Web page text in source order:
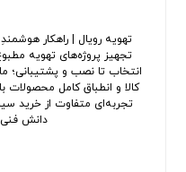
تهویه رویال | راهکار
تجهیز پروژه‌های تهویه
انتخاب تا نصب و پشتیبانی؛
کالا و انطباق کامل محصولات
تجربه‌ای متفاوت از خرید
دانش فنی